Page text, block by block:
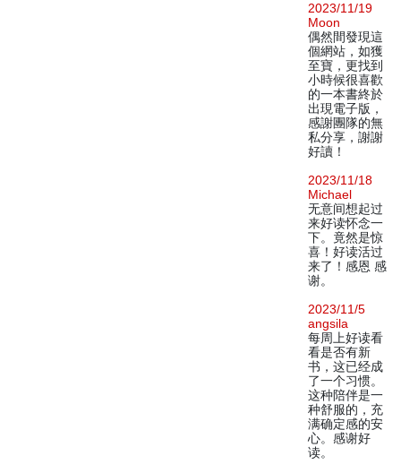
2023/11/19
Moon
偶然間發現這
個網站，如獲
至寶，更找到
小時候很喜歡
的一本書終於
出現電子版，
感謝團隊的無
私分享，謝謝
好讀！
2023/11/18
Michael
无意间想起过
来好读怀念一
下。竟然是惊
喜！好读活过
来了！感恩 感
谢。
2023/11/5
angsila
每周上好读看
看是否有新
书，这已经成
了一个习惯。
这种陪伴是一
种舒服的，充
满确定感的安
心。感谢好
读。